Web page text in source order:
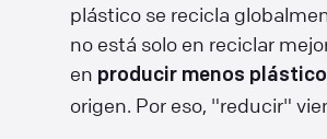
plástico se recicla
no está solo en reciclar
en producir menos plástico
origen. Por eso, "reducir"